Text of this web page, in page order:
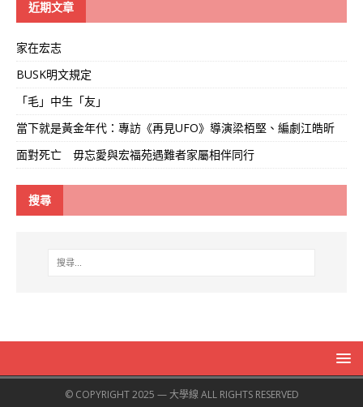
近期文章
家在宏志
BUSK明文規定
「毛」中生「友」
當下就是黃金年代：專訪《再見UFO》導演梁栢堅、編劇江皓昕
面對死亡 毋忘愛與宏福苑遇難者家屬相伴同行
搜尋
© COPYRIGHT 2025 — 大學線 ALL RIGHTS RESERVED